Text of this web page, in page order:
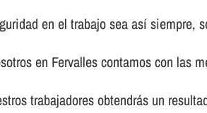
en el trabajo sea así­ siempre,
en Fervalles contamos con las
trabajadores obtendrás un